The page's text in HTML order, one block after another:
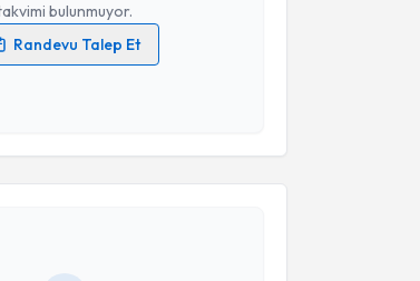
bulunmuyor.
Randevu Talep Et
ilişkinAydınlatma Metni
Talebini Gönder